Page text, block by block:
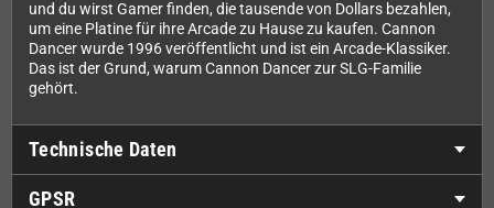
und du wirst Gamer finden, die tausende von Dollars bezahlen,
um eine Platine für ihre Arcade zu Hause zu kaufen. Cannon
Dancer wurde 1996 veröffentlicht und ist ein Arcade-Klassiker.
Das ist der Grund, warum Cannon Dancer zur SLG-Familie
gehört.
Technische Daten
GPSR